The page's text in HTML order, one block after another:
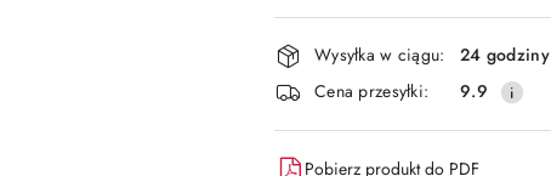
Dostępność
i
dostawa
Wysyłka w ciągu:
24 godziny
Cena przesyłki:
9.9
Pobierz produkt do PDF